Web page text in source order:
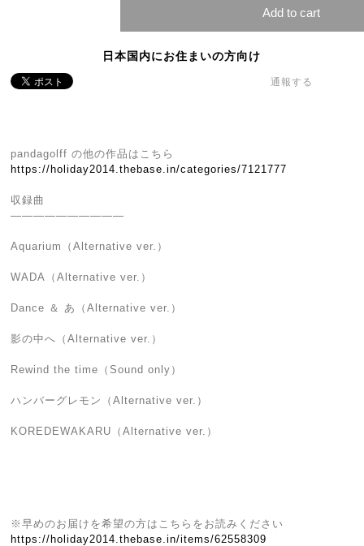
Add to cart
日本国内にお住まいの方向け
通報する
pandagolff の他の作品はこちら
https://holiday2014.thebase.in/categories/7121777
収録曲
――――――――――
Aquarium（Alternative ver.）
WADA（Alternative ver.）
Dance ＆ あ（Alternative ver.）
影の中へ（Alternative ver.）
Rewind the time（Sound only）
ハンバーグレモン（Alternative ver.）
KOREDEWAKARU（Alternative ver.）
※早めのお届けを希望の方はこちらをお読みください
https://holiday2014.thebase.in/items/62558309